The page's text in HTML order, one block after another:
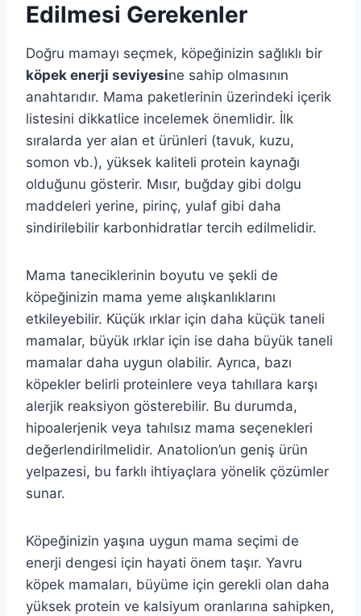
Edilmesi Gerekenler
Doğru mamayı seçmek, köpeğinizin sağlıklı bir
köpek enerji seviyesine sahip olmasının
anahtarıdır. Mama paketlerinin üzerindeki içerik
listesini dikkatlice incelemek önemlidir. İlk
sıralarda yer alan et ürünleri (tavuk, kuzu,
somon vb.), yüksek kaliteli protein kaynağı
olduğunu gösterir. Mısır, buğday gibi dolgu
maddeleri yerine, pirinç, yulaf gibi daha
sindirilebilir karbonhidratlar tercih edilmelidir.
Mama taneciklerinin boyutu ve şekli de
köpeğinizin mama yeme alışkanlıklarını
etkileyebilir. Küçük ırklar için daha küçük taneli
mamalar, büyük ırklar için ise daha büyük taneli
mamalar daha uygun olabilir. Ayrıca, bazı
köpekler belirli proteinlere veya tahıllara karşı
alerjik reaksiyon gösterebilir. Bu durumda,
hipoalerjenik veya tahılsız mama seçenekleri
değerlendirilmelidir. Anatolion’un geniş ürün
yelpazesi, bu farklı ihtiyaçlara yönelik çözümler
sunar.
Köpeğinizin yaşına uygun mama seçimi de
enerji dengesi için hayati önem taşır. Yavru
köpek mamaları, büyüme için gerekli olan daha
yüksek protein ve kalsiyum oranlarına sahipken,